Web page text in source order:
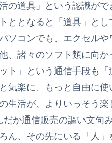
活の道具」という認識が
ととなると「道具」とし
ソコンでも、エクセル
、諸々のソフト類に向か
ット」という通信手段も
気楽に、もっと自由に
生活が、よりいっそう楽
だか通信販売の謳い文句
ん、その先にいる「人」